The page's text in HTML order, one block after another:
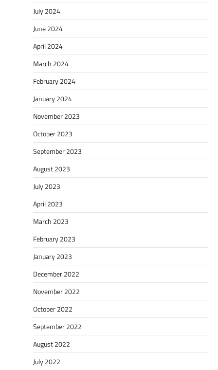
July 2024
June 2024
April 2024
March 2024
February 2024
January 2024
November 2023
October 2023
September 2023
August 2023
July 2023
April 2023
March 2023
February 2023
January 2023
December 2022
November 2022
October 2022
September 2022
August 2022
July 2022